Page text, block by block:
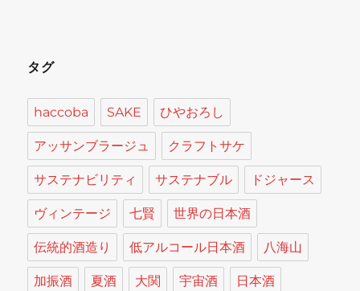
タグ
haccoba SAKE ひやおろし
アッサンブラージュ クラフトサケ
サステナビリティ サステナブル ドジャース
ヴィンテージ 七賢 世界の日本酒
伝統的酒造り 低アルコール日本酒 八海山
加振酒 夏酒 大関 宇宙酒 日本酒